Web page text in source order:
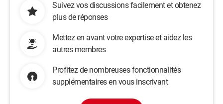
Suivez vos discussions facilement et obtenez
plus de réponses
Mettez en avant votre expertise et aidez les
autres membres
Profitez de nombreuses fonctionnalités
supplémentaires en vous inscrivant